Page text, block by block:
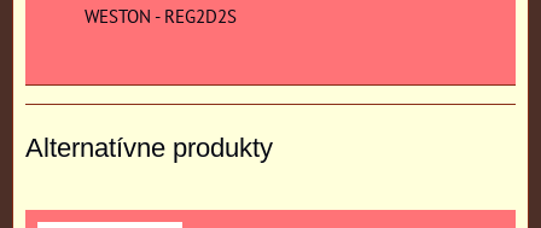
WESTON - REG2D2S
Alternatívne produkty